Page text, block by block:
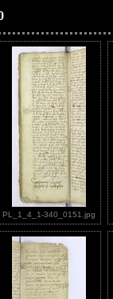
PL_1_4_1-340_0151.jpg